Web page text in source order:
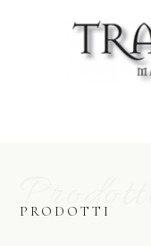
PRODOTTI
Prodotti